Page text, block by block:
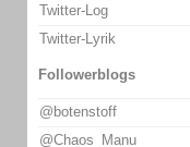
Twitter-Log
Twitter-Lyrik
Followerblogs
@botenstoff
@Chaos_Manu